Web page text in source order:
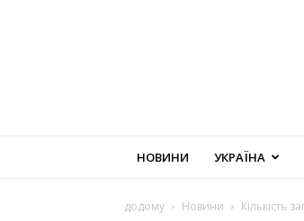
НОВИНИ УКРАЇНА
додому Новини Кількість